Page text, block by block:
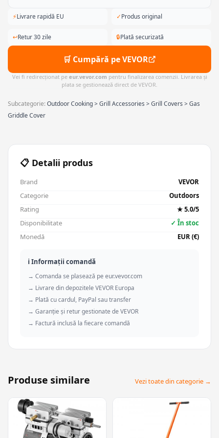
⚡Livrare rapidă EU ✓Produs original
↩Retur 30 zile 🔒Plată securizată
🛒 Cumpără pe VEVOR
Vei fi redirecționat pe eur.vevor.com pentru finalizarea comenzii. Livrarea și
plata se gestionează direct de VEVOR.
Subcategorie:Outdoor Cooking > Grill Accessories > Grill Covers > Gas
Griddle Cover
📋 Detalii produs
Brand
VEVOR
Categorie
Outdoors
Rating
★ 5.0/5
Disponibilitate
✓ În stoc
Monedă
EUR (€)
ℹ️ Informații comandă
→ Comanda se plasează pe eur.vevor.com
→ Livrare din depozitele VEVOR Europa
→ Plată cu cardul, PayPal sau transfer
→ Garanție și retur gestionate de VEVOR
→ Factură inclusă la fiecare comandă
Produse similare Vezi toate din categorie →